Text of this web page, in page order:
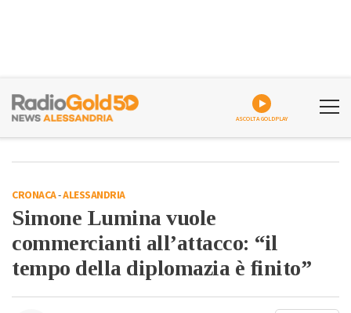
ASCOLTA GOLDPLAY
CRONACA-ALESSANDRIA
Simone Lumina vuole
commercianti all’attacco: “il
tempo della diplomazia è finito”